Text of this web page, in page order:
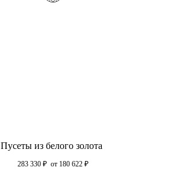
Пусеты из белого золота
283 330 ₽ от 180 622 ₽